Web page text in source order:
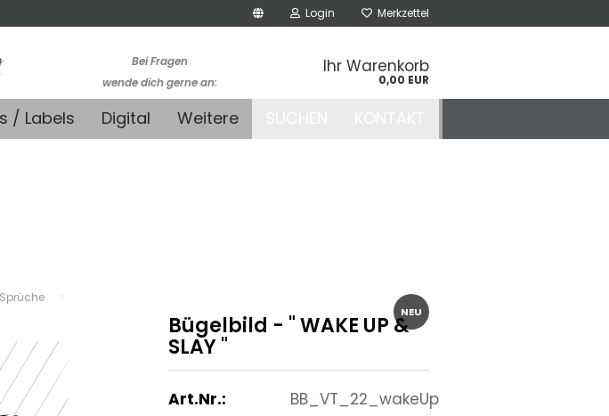
Login Merkzettel
Bei Fragen
wende dich gerne an:
kontakt@stoffmonk.de
-Kein telefonischer
Ihr Warenkorb
0,00 EUR
/ Labels Digital Weitere
NEU
Bügelbild - " WAKE UP &
SLAY "
Art.Nr.:
BB_VT_22_wakeUp